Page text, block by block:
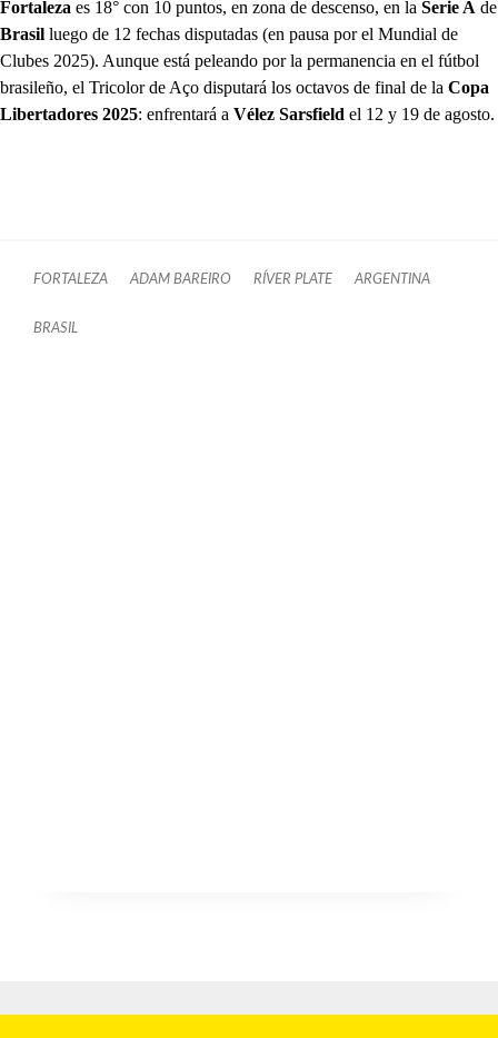
Fortaleza es 18° con 10 puntos, en zona de descenso, en la Serie A de
Brasil luego de 12 fechas disputadas (en pausa por el Mundial de
Clubes 2025). Aunque está peleando por la permanencia en el fútbol
brasileño, el Tricolor de Aço disputará los octavos de final de la Copa
Libertadores 2025: enfrentará a Vélez Sarsfield el 12 y 19 de agosto.
FORTALEZA ADAM BAREIRO RÍVER PLATE ARGENTINA
BRASIL